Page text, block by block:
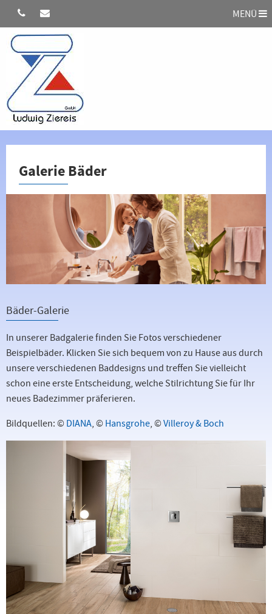
MENÜ
Galerie Bäder
Bäder-Galerie
In unserer Badgalerie finden Sie Fotos verschiedener
Beispielbäder. Klicken Sie sich bequem von zu Hause aus durch
unsere verschiedenen Baddesigns und treffen Sie vielleicht
schon eine erste Entscheidung, welche Stilrichtung Sie für Ihr
neues Badezimmer präferieren.
Bildquellen: © DIANA, © Hansgrohe, © Villeroy & Boch